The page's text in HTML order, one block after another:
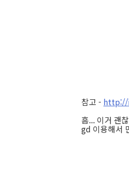
참고 - http://
흠... 이거 괜
gd 이용해서